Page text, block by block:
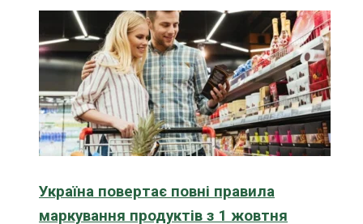
Україна повертає повні правила
маркування продуктів з 1 жовтня